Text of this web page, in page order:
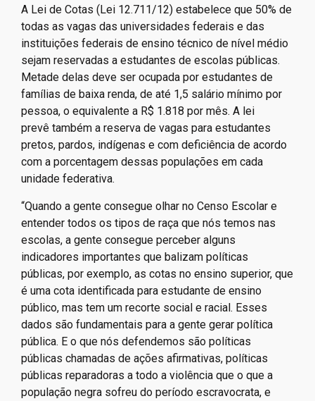
A Lei de Cotas (Lei 12.711/12) estabelece que 50% de
todas as vagas das universidades federais e das
instituições federais de ensino técnico de nível médio
sejam reservadas a estudantes de escolas públicas.
Metade delas deve ser ocupada por estudantes de
famílias de baixa renda, de até 1,5 salário mínimo por
pessoa, o equivalente a R$ 1.818 por mês. A lei
prevê também a reserva de vagas para estudantes
pretos, pardos, indígenas e com deficiência de acordo
com a porcentagem dessas populações em cada
unidade federativa.
“Quando a gente consegue olhar no Censo Escolar e
entender todos os tipos de raça que nós temos nas
escolas, a gente consegue perceber alguns
indicadores importantes que balizam políticas
públicas, por exemplo, as cotas no ensino superior, que
é uma cota identificada para estudante de ensino
público, mas tem um recorte social e racial. Esses
dados são fundamentais para a gente gerar política
pública. E o que nós defendemos são políticas
públicas chamadas de ações afirmativas, políticas
públicas reparadoras a todo a violência que o que a
população negra sofreu do período escravocrata, e